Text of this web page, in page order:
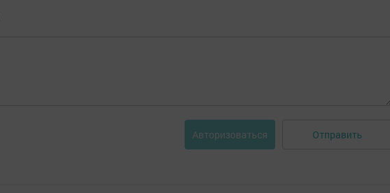
Авторизоваться Отправить